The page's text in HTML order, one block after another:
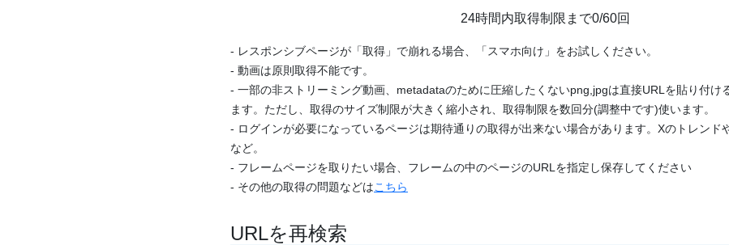
24時間内取得制限まで0/60回
- レスポンシブページが「取得」で崩れる場合、「スマホ向け」をお試しください。
- 動画は原則取得不能です。
- 一部の非ストリーミング動画、metadataのために圧縮したくないpng,jpgは直接URLを貼り付け
ます。ただし、取得のサイズ制限が大きく縮小され、取得制限を数回分(調整中です)使います。
- ログインが必要になっているページは期待通りの取得が出来ない場合があります。Xのトレンド
など。
- フレームページを取りたい場合、フレームの中のページのURLを指定し保存してください
- その他の取得の問題などはこちら
URLを再検索